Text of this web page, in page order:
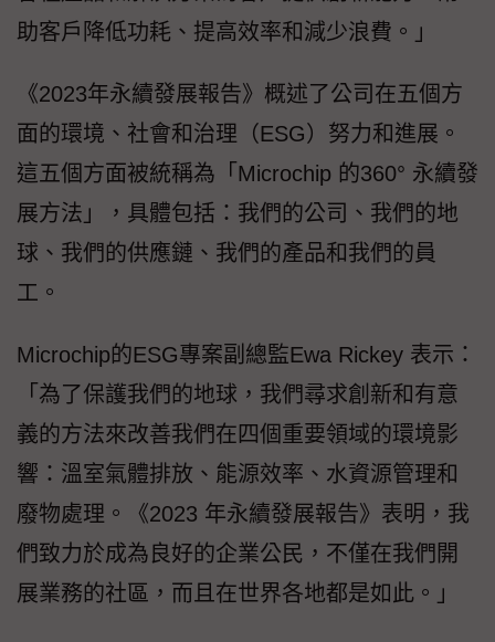
助客戶降低功耗、提高效率和減少浪費。」
《2023年永續發展報告》概述了公司在五個方
面的環境、社會和治理（ESG）努力和進展。
這五個方面被統稱為「Microchip 的360° 永續發
展方法」，具體包括：我們的公司、我們的地
球、我們的供應鏈、我們的產品和我們的員
工。
Microchip的ESG專案副總監Ewa Rickey 表示：
「為了保護我們的地球，我們尋求創新和有意
義的方法來改善我們在四個重要領域的環境影
響：溫室氣體排放、能源效率、水資源管理和
廢物處理。《2023 年永續發展報告》表明，我
們致力於成為良好的企業公民，不僅在我們開
展業務的社區，而且在世界各地都是如此。」